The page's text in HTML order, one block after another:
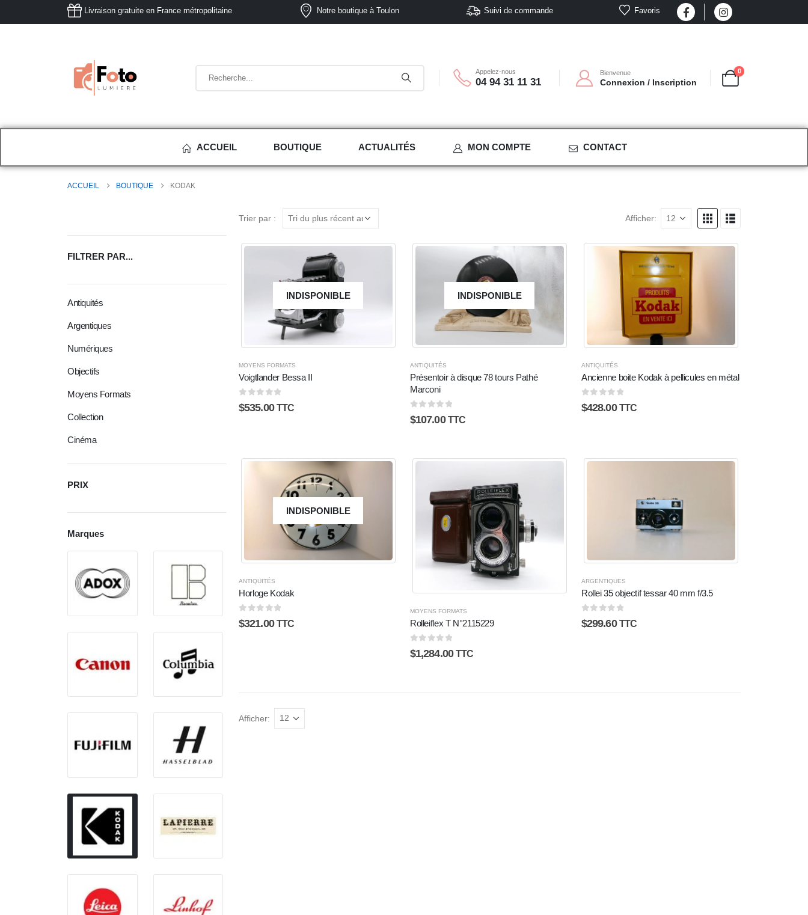
Notre boutique à Toulon
Livraison gratuite en France métropolitaine Suivi de commande Favoris
Appelez-nous
04 94 31 11 31
Bienvenue
Connexion / Inscription
0
ACCUEIL BOUTIQUE ACTUALITÉS MON COMPTE CONTACT
ACCUEIL BOUTIQUE KODAK
Trier par : Afficher:
INDISPONIBLE
MOYENS FORMATS
Voigtlander Bessa II
0sur 5
$535.00 TTC
INDISPONIBLE
ANTIQUITÉS
Présentoir à disque 78 tours Pathé
Marconi
0 sur 5
$107.00 TTC
ANTIQUITÉS
Ancienne boite Kodak à pellicules en métal
0 sur 5
$428.00 TTC
INDISPONIBLE
ANTIQUITÉS
Horloge Kodak
0 sur 5
$321.00 TTC
MOYENS FORMATS
Rolleiflex T N°2115229
0 sur 5
$1,284.00 TTC
ARGENTIQUES
Rollei 35 objectif tessar 40 mm f/3.5
0 sur 5
$299.60 TTC
Afficher:
FILTRER PAR...
Antiquités
Argentiques
Numériques
Objectifs
Moyens Formats
Collection
Cinéma
PRIX
Marques